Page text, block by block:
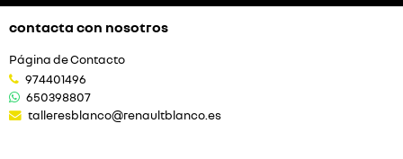
contacta con nosotros
Página de Contacto
974401496
650398807
talleresblanco@renaultblanco.es